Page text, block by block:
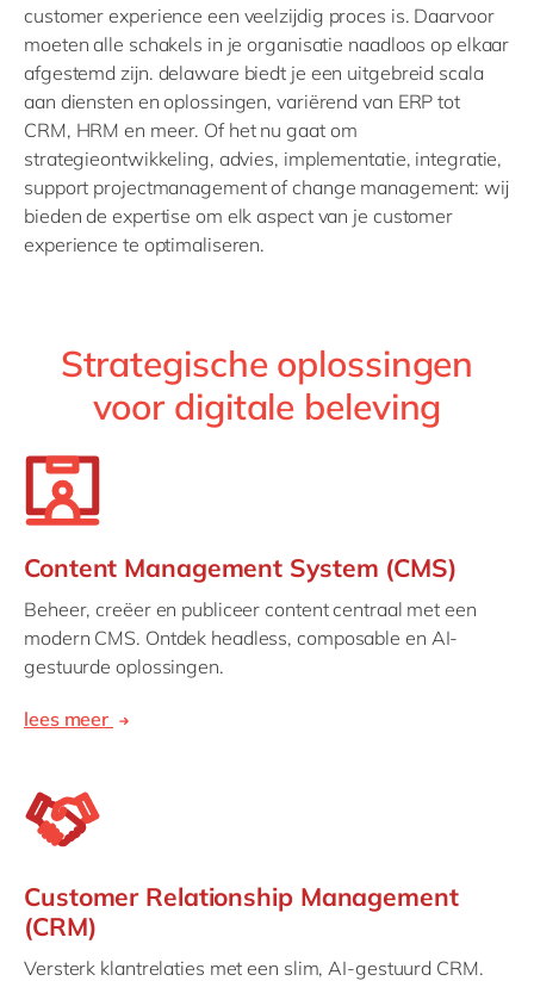
customer experience een veelzijdig proces is. Daarvoor
moeten alle schakels in je organisatie naadloos op elkaar
afgestemd zijn. delaware biedt je een uitgebreid scala
aan diensten en oplossingen, variërend van ERP tot
CRM, HRM en meer. Of het nu gaat om
strategieontwikkeling, advies, implementatie, integratie,
support projectmanagement of change management: wij
bieden de expertise om elk aspect van je customer
experience te optimaliseren.
Strategische oplossingen
voor digitale beleving
Content Management System (CMS)
Beheer, creëer en publiceer content centraal met een
modern CMS. Ontdek headless, composable en AI-
gestuurde oplossingen.
lees meer
Customer Relationship Management
(CRM)
Versterk klantrelaties met een slim, AI-gestuurd CRM.